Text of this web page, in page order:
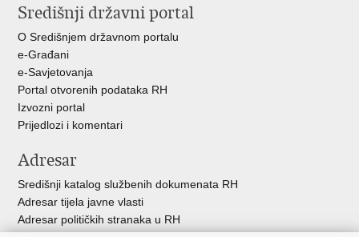
FacebookuTwitteru
Središnji državni portal
O Središnjem državnom portalu
e-Građani
e-Savjetovanja
Portal otvorenih podataka RH
Izvozni portal
Prijedlozi i komentari
Adresar
Središnji katalog službenih dokumenata RH
Adresar tijela javne vlasti
Adresar političkih stranaka u RH